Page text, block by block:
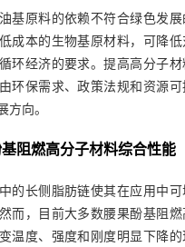
基原料的依赖不符合绿色发展
成本的生物基原材料，可降低
环经济的要求。提高高分子材
环保需求、政策法规和资源可
方向。
阻燃高分子材料综合性能
的长侧脂肪链使其在应用中可
而，目前大多数腰果酚基阻燃
温度、强度和刚度明显下降的